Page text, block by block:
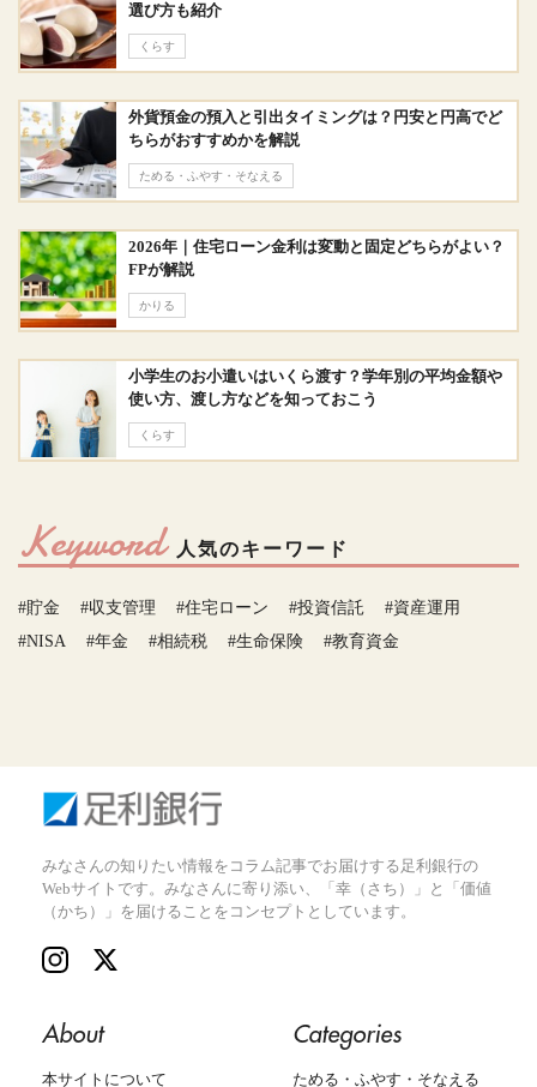
選び方も紹介
くらす
外貨預金の預入と引出タイミングは？円安と円高でど
ちらがおすすめかを解説
ためる・ふやす・そなえる
2026年｜住宅ローン金利は変動と固定どちらがよい？
FPが解説
かりる
小学生のお小遣いはいくら渡す？学年別の平均金額や
使い方、渡し方などを知っておこう
くらす
Keyword 人気のキーワード
#貯金 #収支管理 #住宅ローン #投資信託
#資産運用
#NISA
#年金 #相続税 #生命保険 #教育資金
みなさんの知りたい情報をコラム記事でお届けする足利銀行の
Webサイトです。みなさんに寄り添い、「幸（さち）」と「価値
（かち）」を届けることをコンセプトとしています。
About
本サイトについて
Categories
ためる・ふやす・そなえる